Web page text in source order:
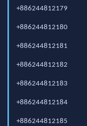
+886244812179
+886244812180
+886244812181
+886244812182
+886244812183
+886244812184
+886244812185